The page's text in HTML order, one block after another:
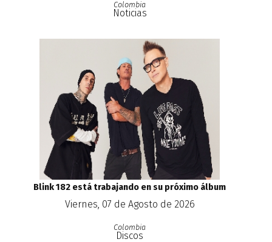
Colombia
Noticias
Blink 182 está trabajando en su próximo álbum
Viernes, 07 de Agosto de 2026
Colombia
Discos